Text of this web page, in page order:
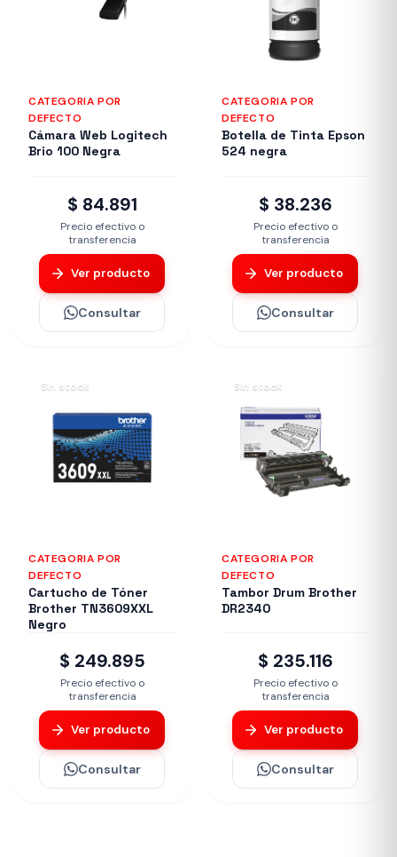
CATEGORIA POR
DEFECTO
Cámara Web Logitech
Brio 100 Negra
$ 84.891
Precio efectivo o
transferencia
Ver producto
Consultar
CATEGORIA POR
DEFECTO
Botella de Tinta Epson
524 negra
$ 38.236
Precio efectivo o
transferencia
Ver producto
Consultar
Sin stock
CATEGORIA POR
DEFECTO
Cartucho de Tóner
Brother TN3609XXL
Negro
$ 249.895
Precio efectivo o
transferencia
Ver producto
Consultar
Sin stock
CATEGORIA POR
DEFECTO
Tambor Drum Brother
DR2340
$ 235.116
Precio efectivo o
transferencia
Ver producto
Consultar